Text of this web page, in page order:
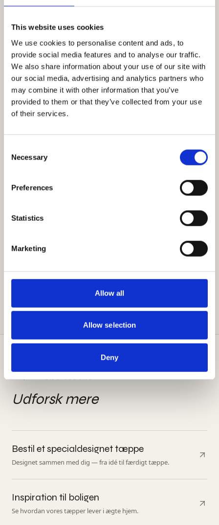
This website uses cookies
We use cookies to personalise content and ads, to
provide social media features and to analyse our traffic.
We also share information about your use of our site with
our social media, advertising and analytics partners who
may combine it with other information that you’ve
provided to them or that they’ve collected from your use
of their services.
Selection
Necessary
Preferences
Statistics
Marketing
Allow all
Allow selection
Deny
KOLLEKTION
Håndtuftede uldtæpper
KOLLEKTION
Store tæpper 200×300 cm
KOLLEKTION
Tæppe under spisebord
KOLLEKTION
Udforsk mere
Bestil et specialdesignet tæppe
Designet sammen med dig — fra idé til færdigt tæppe.
Inspiration til boligen
Se hvordan vores tæpper lever i ægte hjem.